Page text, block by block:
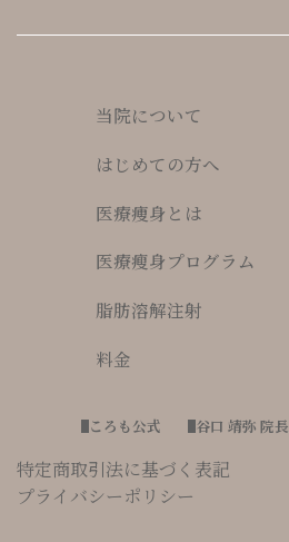
当院について
はじめての方へ
医療痩身とは
医療瘦身プログラム
脂肪溶解注射
料金
ころも公式 谷口 靖弥 院長
特定商取引法に基づく表記
プライバシーポリシー